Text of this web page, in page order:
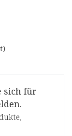
sich für